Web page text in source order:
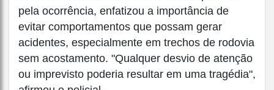
pela ocorrência, enfatizou a importância de
evitar comportamentos que possam gerar
acidentes, especialmente em trechos de rodovia
sem acostamento. "Qualquer desvio de atenção
ou imprevisto poderia resultar em uma tragédia",